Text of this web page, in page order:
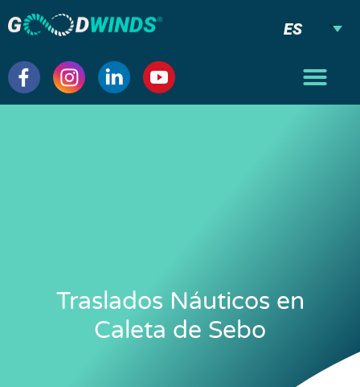
ES
Traslados Náuticos en
Caleta de Sebo